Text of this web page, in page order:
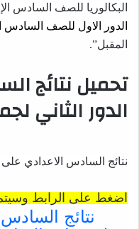
البكالوريا للصف السادس
الدور الاول للصف السادس
المقبل”.
الدور الثاني
نتائج السادس الاعدادي على
اضغط على الرابط
نتائج السادس